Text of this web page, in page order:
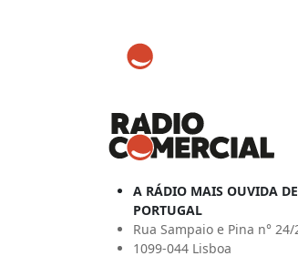
A RÁDIO MAIS OUVIDA DE
PORTUGAL
Rua Sampaio e Pina n° 24/
1099-044 Lisboa